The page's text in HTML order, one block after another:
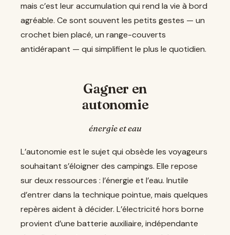
mais c’est leur accumulation qui rend la vie à bord
agréable. Ce sont souvent les petits gestes — un
crochet bien placé, un range-couverts
antidérapant — qui simplifient le plus le quotidien.
Gagner en
autonomie
énergie et eau
L’autonomie est le sujet qui obsède les voyageurs
souhaitant s’éloigner des campings. Elle repose
sur deux ressources : l’énergie et l’eau. Inutile
d’entrer dans la technique pointue, mais quelques
repères aident à décider. L’électricité hors borne
provient d’une batterie auxiliaire, indépendante